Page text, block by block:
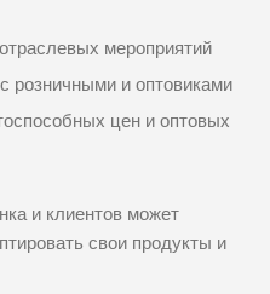
мероприятий
розничными и оптовиками
цен и оптовых
и клиентов может
свои продукты и